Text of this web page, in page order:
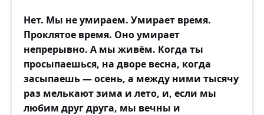
Нет. Мы не умираем. Умирает время.
Проклятое время. Оно умирает
непрерывно. А мы живём. Когда ты
просыпаешься, на дворе весна, когда
засыпаешь — осень, а между ними тысячу
раз мелькают зима и лето, и, если мы
любим друг друга, мы вечны и